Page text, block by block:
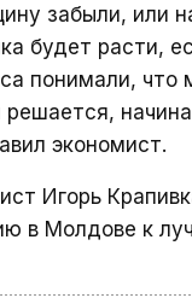
забыли, или
будет расти,
понимали,
экономист.
Игорь
в Молдове к